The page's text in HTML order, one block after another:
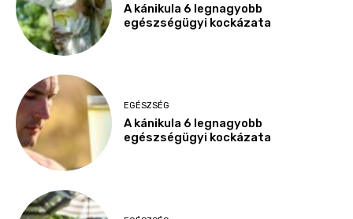
A kánikula 6 legnagyobb
egészségügyi kockázata
EGÉSZSÉG
A kánikula 6 legnagyobb
egészségügyi kockázata